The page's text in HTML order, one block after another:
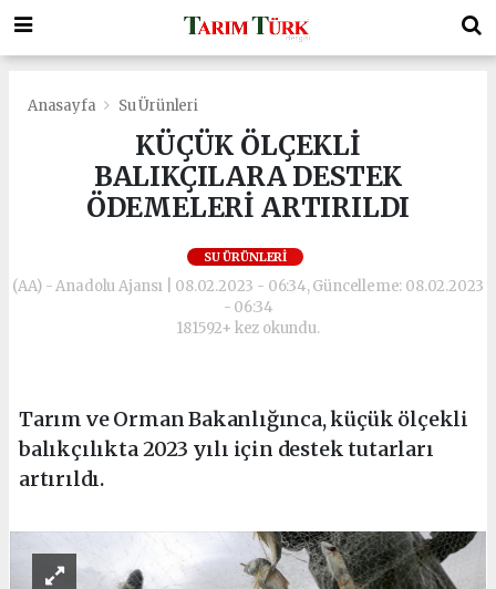
Anasayfa Su Ürünleri
KÜÇÜK ÖLÇEKLİ
BALIKÇILARA DESTEK
ÖDEMELERİ ARTIRILDI
SU ÜRÜNLERI
(AA) - Anadolu Ajansı | 08.02.2023 - 06:34, Güncelleme: 08.02.2023
- 06:34
181592+ kez okundu.
Tarım ve Orman Bakanlığınca, küçük ölçekli
balıkçılıkta 2023 yılı için destek tutarları
artırıldı.